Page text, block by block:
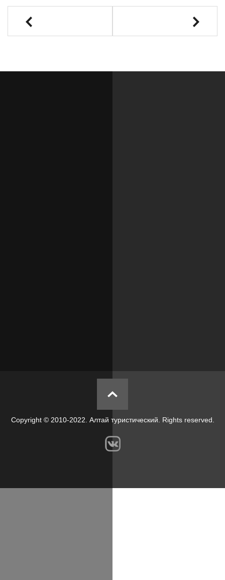
Copyright © 2010-2022. Алтай туристический. Rights reserved.